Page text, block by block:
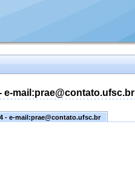
e-mail:prae@contato.ufsc.br
- e-mail:prae@contato.ufsc.br